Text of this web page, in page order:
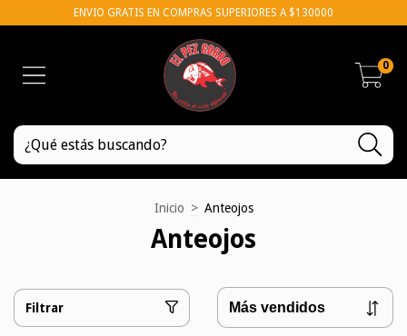
ENVIO GRATIS EN COMPRAS SUPERIORES A $130000
0
Inicio > Anteojos
Anteojos
Filtrar